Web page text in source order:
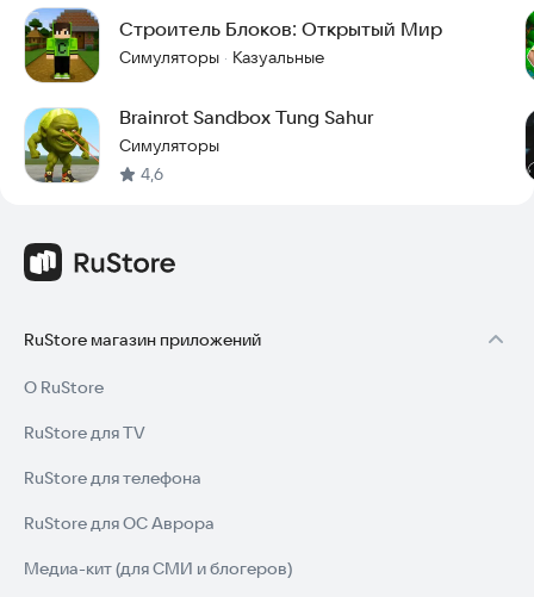
One Block World — это не просто игра, а холст для вашего
творчества. Скачайте прямо сейчас и начните строить своё
Строитель Блоков: Открытый Мир
Симуляторы · Казуальные
Brainrot Sandbox Tung Sahur
Симуляторы
4,6
RuStore магазин приложений
О RuStore
RuStore для TV
RuStore для телефона
RuStore для ОС Аврора
Медиа-кит (для СМИ и блогеров)